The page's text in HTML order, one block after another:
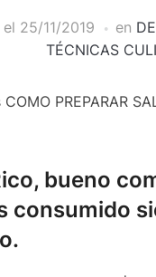
el 25/11/2019 en
TÉCNICAS
PREPARAR
bueno
consumido